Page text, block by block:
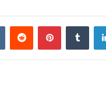
لينكدإن بينتيريست